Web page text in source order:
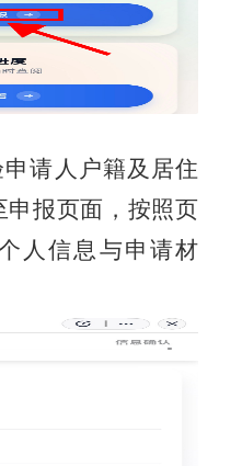
请人户籍及居住
报页面，按照页
人信息与申请材